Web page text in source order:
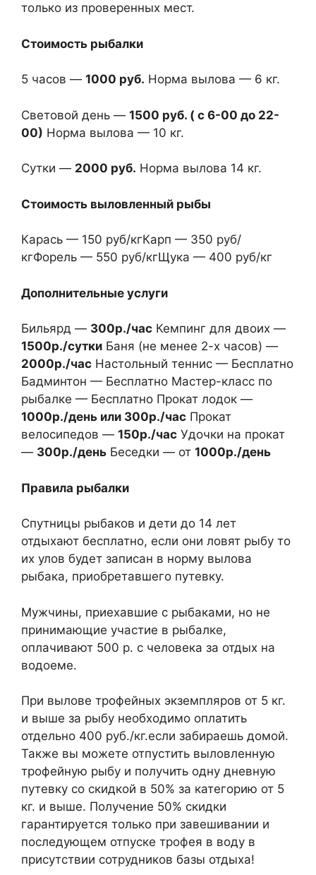
только из проверенных мест.
Стоимость рыбалки
5 часов — 1000 руб. Норма вылова — 6 кг.
Световой день — 1500 руб. ( с 6-00 до 22-
00) Норма вылова — 10 кг.
Сутки — 2000 руб. Норма вылова 14 кг.
Стоимость выловленный рыбы
Карась — 150 руб/кгКарп — 350 руб/
кгФорель — 550 руб/кгЩука — 400 руб/кг
Дополнительные услуги
Бильярд — 300р./час Кемпинг для двоих —
1500р./сутки Баня (не менее 2-х часов) —
2000р./час Настольный теннис — Бесплатно
Бадминтон — Бесплатно Мастер-класс по
рыбалке — Бесплатно Прокат лодок —
1000р./день или 300р./час Прокат
велосипедов — 150р./час Удочки на прокат
— 300р./день Беседки — от 1000р./день
Правила рыбалки
Спутницы рыбаков и дети до 14 лет
отдыхают бесплатно, если они ловят рыбу то
их улов будет записан в норму вылова
рыбака, приобретавшего путевку.
Мужчины, приехавшие с рыбаками, но не
принимающие участие в рыбалке,
оплачивают 500 р. с человека за отдых на
водоеме.
При вылове трофейных экземпляров от 5 кг.
и выше за рыбу необходимо оплатить
отдельно 400 руб./кг.если забираешь домой.
Также вы можете отпустить выловленную
трофейную рыбу и получить одну дневную
путевку со скидкой в 50% за категорию от 5
кг. и выше. Получение 50% скидки
гарантируется только при завешивании и
последующем отпуске трофея в воду в
присутствии сотрудников базы отдыха!